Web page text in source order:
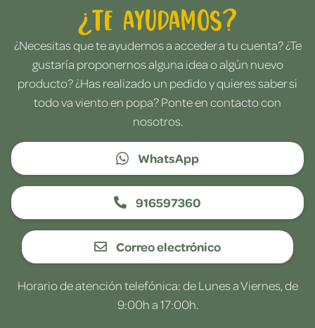
¿Te ayudamos?
¿Necesitas que te ayudemos a acceder a tu cuenta? ¿Te
gustaría proponernos alguna idea o algún nuevo
producto? ¿Has realizado un pedido y quieres saber si
todo va viento en popa? Ponte en contacto con
nosotros.
WhatsApp
916597360
Correo electrónico
Horario de atención telefónica: de Lunes a Viernes, de
9:00h a 17:00h.